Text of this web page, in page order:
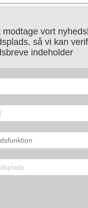
modtage vort
så vi kan
indeholder